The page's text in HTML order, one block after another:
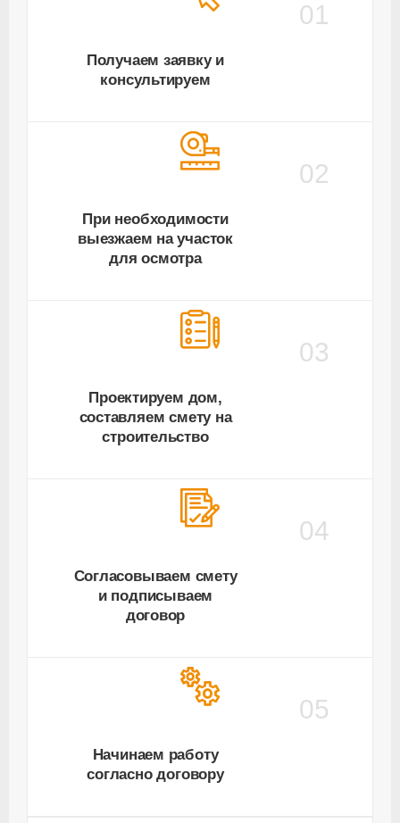
01
Получаем заявку и
консультируем
02
При необходимости
выезжаем на участок
для осмотра
03
Проектируем дом,
составляем смету на
строительство
04
Согласовываем смету
и подписываем
договор
05
Начинаем работу
согласно договору